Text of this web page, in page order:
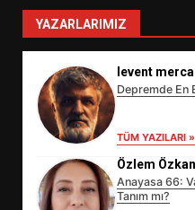
YAZARLARIMIZ
levent
Depremde En
TÜM YAZILARI »
Özlem Özkan
Anayasa 66:
Tanım mı?